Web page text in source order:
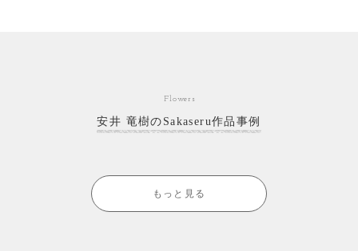
Flowers
安井 竜樹のSakaseru作品事例
もっと見る